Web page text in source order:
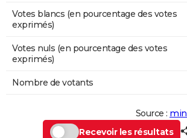
Votes blancs (en pourcentage des votes
exprimés)
Votes nuls (en pourcentage des votes
exprimés)
Nombre de votants
Source :
Recevoir les résultats